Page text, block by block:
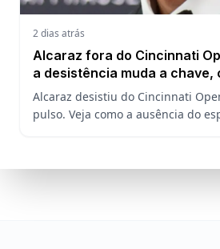
2 dias atrás
Alcaraz fora do Cincinnati
a desistência muda a chave,
defesa do US Open
Alcaraz desistiu do Cincinnati
pulso. Veja como a ausência do